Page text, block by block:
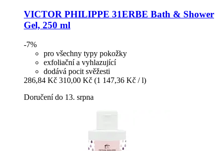
VICTOR PHILIPPE 31ERBE Bath & Shower
Gel, 250 ml
-7%
pro všechny typy pokožky
exfoliační a vyhlazující
dodává pocit svěžesti
286,84 Kč 310,00 Kč (1 147,36 Kč / l)
Doručení do 13. srpna